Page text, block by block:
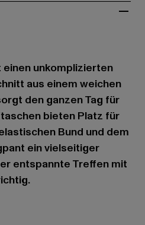
einen unkomplizierten
aus einem weichen
den ganzen Tag für
bieten Platz für
Bund und dem
ein vielseitiger
entspannte Treffen mit